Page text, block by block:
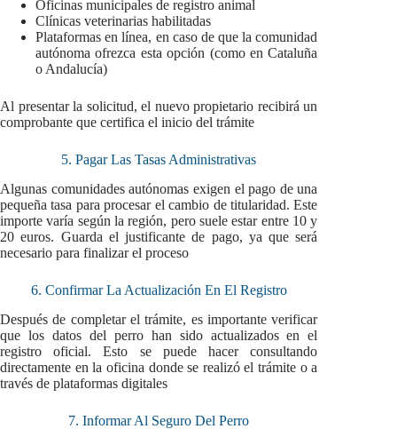
Oficinas municipales de registro animal
Clínicas veterinarias habilitadas
Plataformas en línea, en caso de que la comunidad
autónoma ofrezca esta opción (como en Cataluña
o Andalucía)
Al presentar la solicitud, el nuevo propietario recibirá un
comprobante que certifica el inicio del trámite
5. Pagar Las Tasas Administrativas
Algunas comunidades autónomas exigen el pago de una
pequeña tasa para procesar el cambio de titularidad. Este
importe varía según la región, pero suele estar entre 10 y
20 euros. Guarda el justificante de pago, ya que será
necesario para finalizar el proceso
6. Confirmar La Actualización En El Registro
Después de completar el trámite, es importante verificar
que los datos del perro han sido actualizados en el
registro oficial. Esto se puede hacer consultando
directamente en la oficina donde se realizó el trámite o a
través de plataformas digitales
7. Informar Al Seguro Del Perro